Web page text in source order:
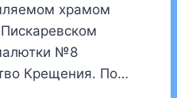
храмом
№8
Крещения. По…